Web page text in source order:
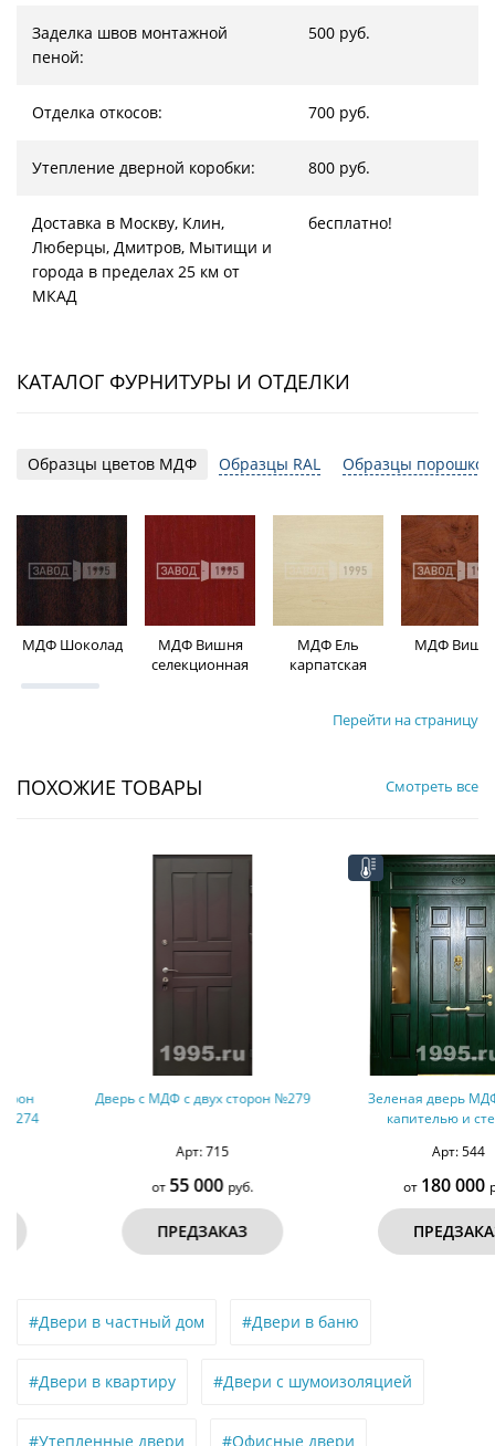
Заделка швов монтажной
пеной:
500 руб.
Отделка откосов: 700 руб.
Утепление дверной коробки: 800 руб.
Доставка в Москву, Клин,
Люберцы, Дмитров, Мытищи и
города в пределах 25 км от
МКАД
бесплатно!
КАТАЛОГ ФУРНИТУРЫ И ОТДЕЛКИ
Образцы цветов МДФ Образцы RAL Образцы
МДФ Шоколад
МДФ Вишня
селекционная
МДФ Ель
карпатская
МДФ
Перейти на страницу
ПОХОЖИЕ ТОВАРЫ Смотреть все
Дверь с МДФ с двух сторон №279
55 000руб.
ПРЕДЗАКАЗ
Зеленая дверь МДФ шпон с
капителью и стеклом,
180 000руб.
ПРЕДЗАКАЗ
#Двери в частный дом #Двери в баню
#Двери в квартиру #Двери с шумоизоляцией
#Утепленные двери #Офисные двери